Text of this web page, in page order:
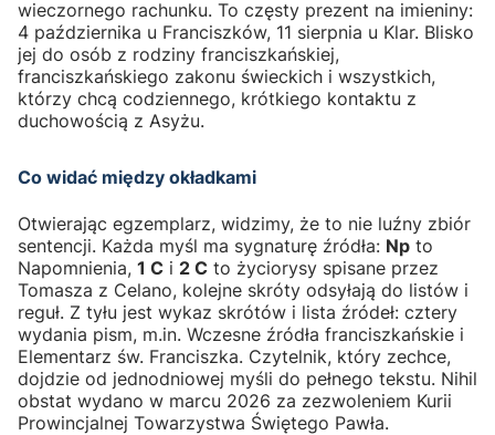
wieczornego rachunku. To częsty prezent na imieniny:
4 października u Franciszków, 11 sierpnia u Klar. Blisko
jej do osób z rodziny franciszkańskiej,
franciszkańskiego zakonu świeckich i wszystkich,
którzy chcą codziennego, krótkiego kontaktu z
duchowością z Asyżu.
Co widać między okładkami
Otwierając egzemplarz, widzimy, że to nie luźny zbiór
sentencji. Każda myśl ma sygnaturę źródła: Np to
Napomnienia, 1 C i 2 C to życiorysy spisane przez
Tomasza z Celano, kolejne skróty odsyłają do listów i
reguł. Z tyłu jest wykaz skrótów i lista źródeł: cztery
wydania pism, m.in. Wczesne źródła franciszkańskie i
Elementarz św. Franciszka. Czytelnik, który zechce,
dojdzie od jednodniowej myśli do pełnego tekstu. Nihil
obstat wydano w marcu 2026 za zezwoleniem Kurii
Prowincjalnej Towarzystwa Świętego Pawła.